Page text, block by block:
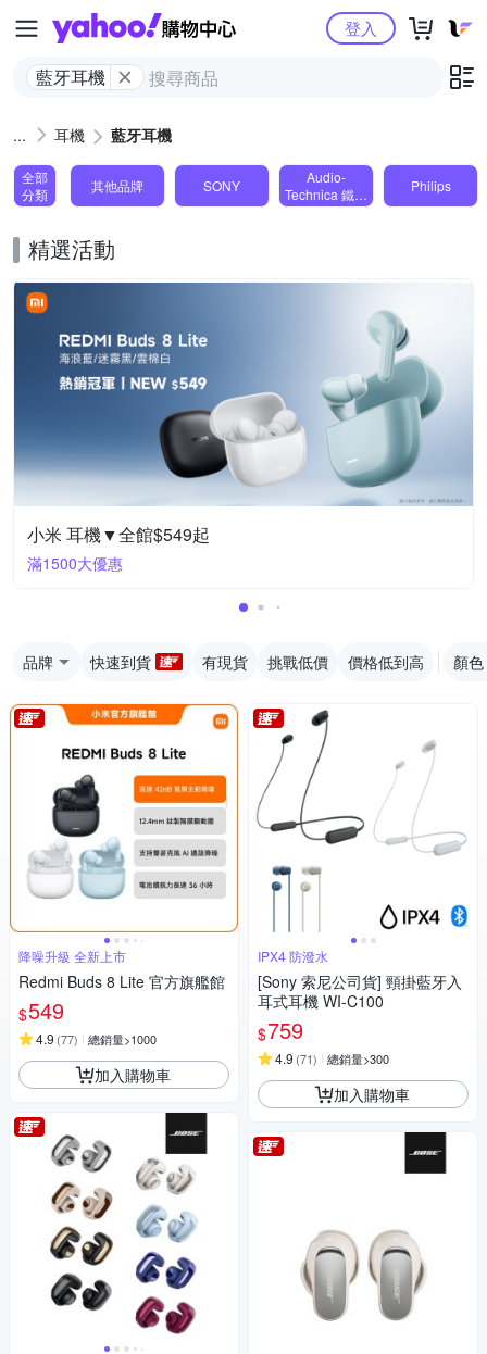
Yahoo購物中心
藍牙耳機
登入
耳機 藍牙耳機
全部
分類
其他品牌 SONY
Audio-
Technica 鐵三
角
Philips
精選活動
小米 耳機▼全館$549起
滿1500大優惠
品牌 快速到貨 有現貨 挑戰低價 價格低到高 顏色
降噪升級 全新上市
Redmi Buds 8 Lite 官方旗艦館
$549
4.9 (77) 總銷量>1000
加入購物車
IPX4 防潑水
[Sony 索尼公司貨] 頸掛藍牙入
耳式耳機 WI-C100
$759
4.9 (71) 總銷量>300
加入購物車